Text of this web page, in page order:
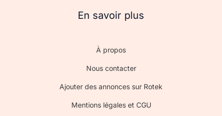
En savoir plus
À propos
Nous contacter
Ajouter des annonces sur Rotek
Mentions légales et CGU